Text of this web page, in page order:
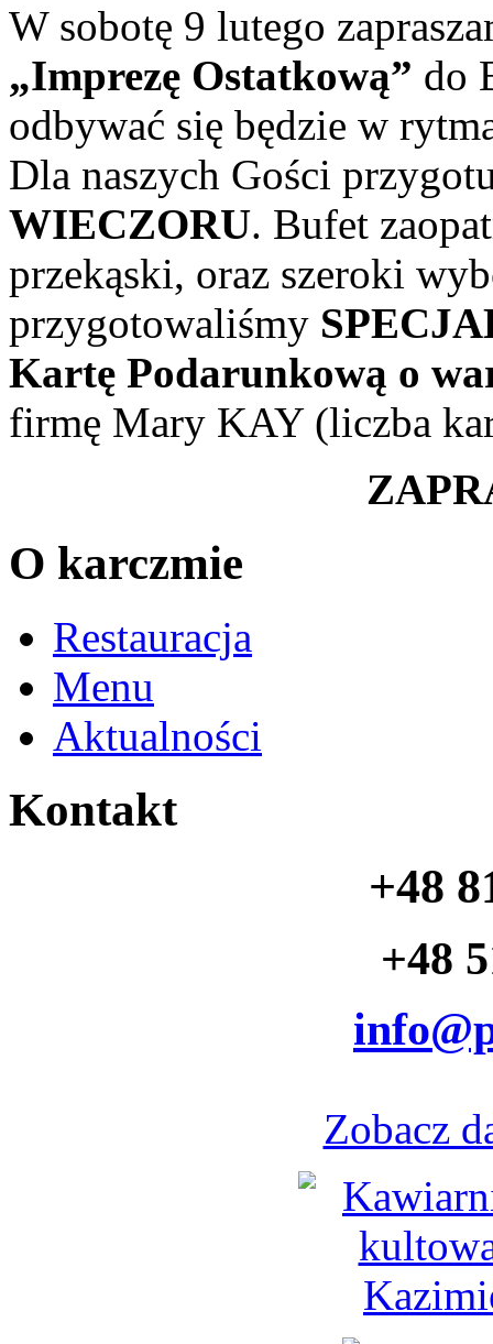
W sobotę 9 lutego
„Imprezę Ostatkową” do
odbywać się będzie w
Dla naszych Gości
WIECZORU. Bufet
przekąski, oraz szeroki
przygotowaliśmy
Kartę Podarunkową o
firmę Mary KAY (liczba
O karczmie
Restauracja
Menu
Aktualności
Kontakt
+48
+48
Zobacz